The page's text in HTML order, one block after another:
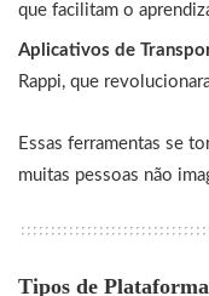
que facilitam o
Aplicativos de
Rappi, que
Essas ferramentas se
muitas pessoas não
Tipos de